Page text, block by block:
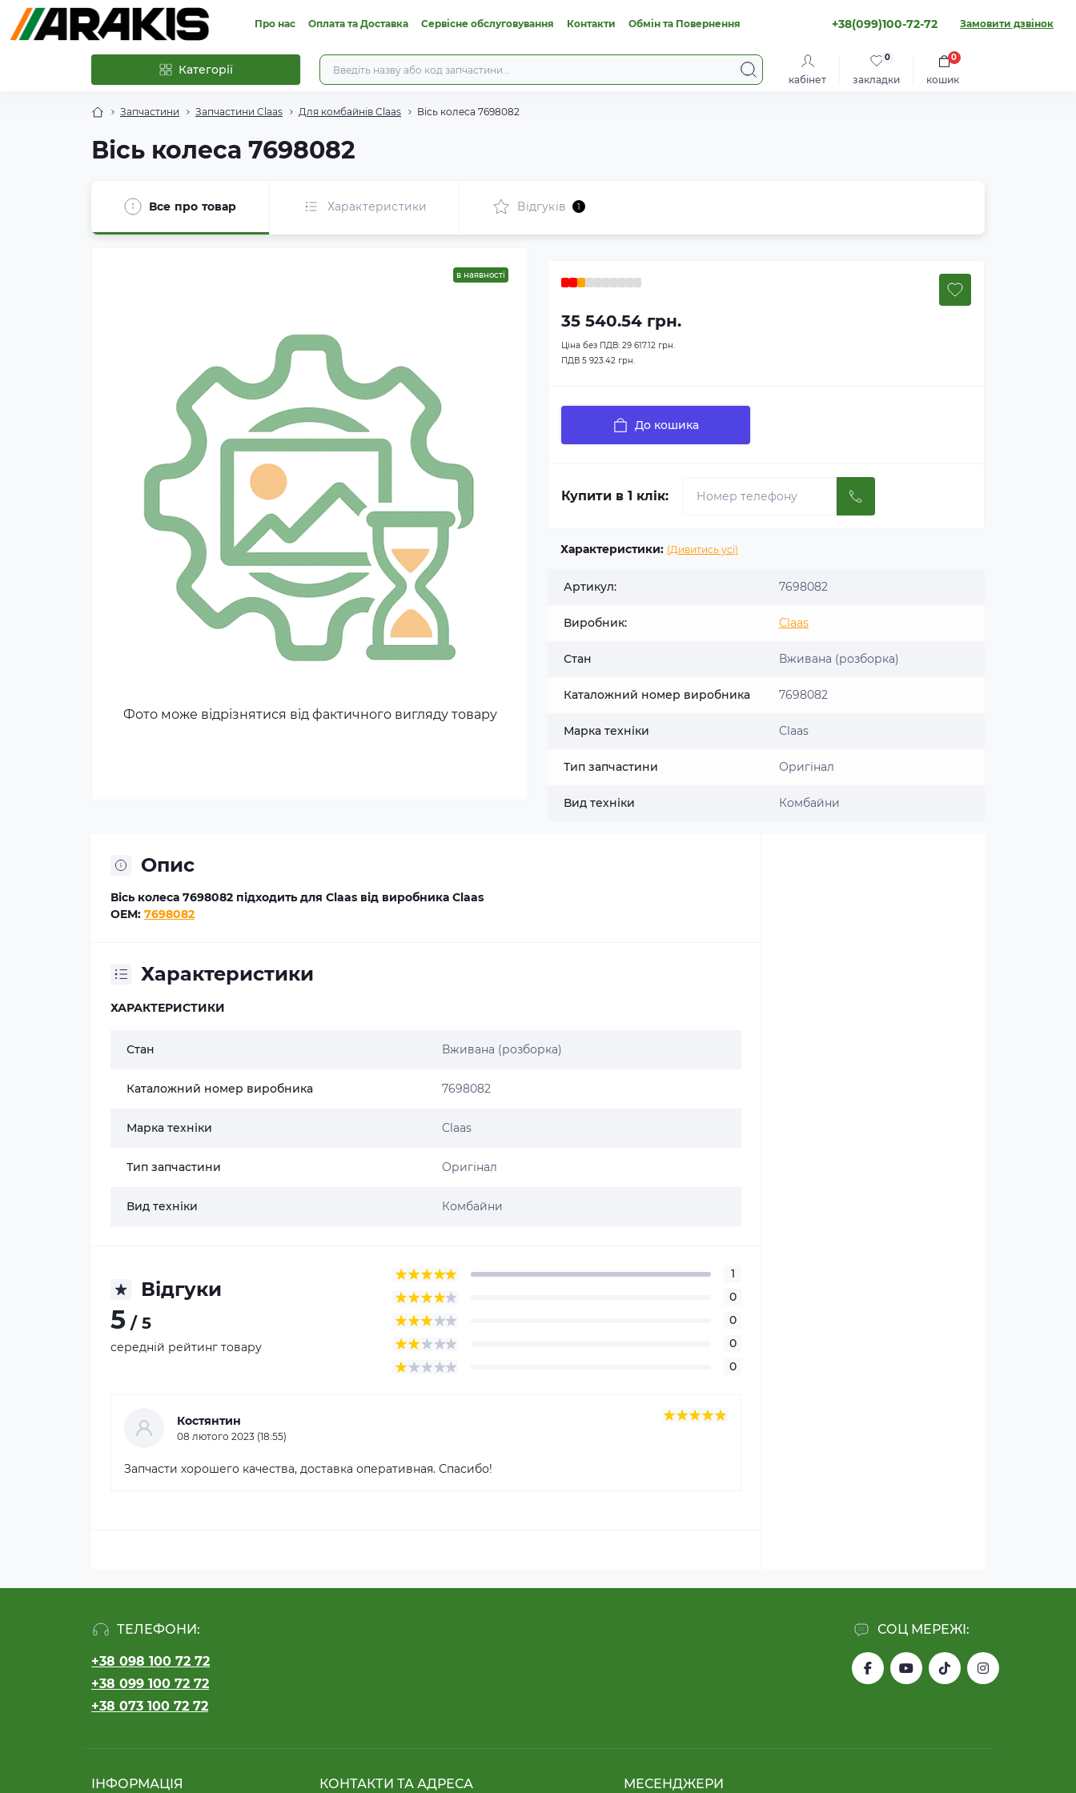
Про нас Оплата та Доставка Сервісне обслуговування Контакти Обмін та Повернення +38(099)100-72-72 Замовити дзвінок
Категорії
кабінет закладки
0
кошик
0
Запчастини Запчастини Claas Для комбайнів Claas Вісь колеса 7698082
Вісь колеса 7698082
Все про товар Характеристики Відгуків 1
в наявності
Фото може відрізнятися від фактичного вигляду товару
35 540.54 грн.
Ціна без ПДВ: 29 617.12 грн.
ПДВ 5 923.42 грн.
До кошика
Купити в 1 клік:
Характеристики: (Дивитись усі)
Артикул: 7698082
Виробник: Claas
Стан Вживана (розборка)
Каталожний номер виробника 7698082
Марка техніки Claas
Тип запчастини Оригінал
Вид техніки Комбайни
Опис
Вісь колеса 7698082 підходить для Claas від виробника Claas
OEM: 7698082
Характеристики
ХАРАКТЕРИСТИКИ
Стан Вживана (розборка)
Каталожний номер виробника 7698082
Марка техніки Claas
Тип запчастини Оригінал
Вид техніки Комбайни
Відгуки
5 / 5
середній рейтинг товару
1
0
0
0
0
Костянтин
08 лютого 2023 (18:55)
Запчасти хорошего качества, доставка оперативная. Спасибо!
ТЕЛЕФОНИ:
+38 098 100 72 72
+38 099 100 72 72
+38 073 100 72 72
СОЦ МЕРЕЖІ:
ІНФОРМАЦІЯ КОНТАКТИ ТА АДРЕСА МЕСЕНДЖЕРИ